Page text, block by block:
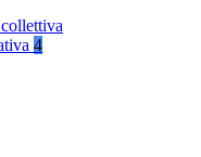
4